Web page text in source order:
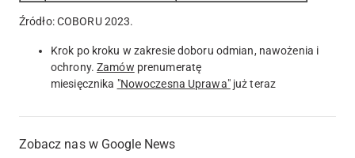
Źródło: COBORU 2023.
Krok po kroku w zakresie doboru odmian, nawożenia i
ochrony.Zamów prenumeratę
miesięcznika "Nowoczesna Uprawa"już teraz
Zobacz nas w Google News